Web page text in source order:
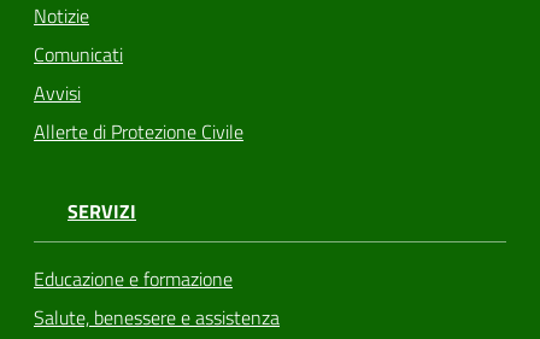
Notizie
Comunicati
Avvisi
Allerte di Protezione Civile
SERVIZI
Educazione e formazione
Salute, benessere e assistenza